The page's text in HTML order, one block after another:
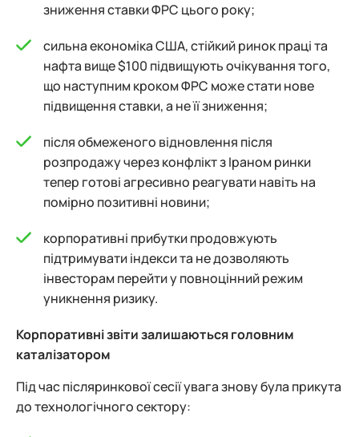
зниження ставки ФРС цього року;
сильна економіка США, стійкий ринок праці та
нафта вище $100 підвищують очікування того,
що наступним кроком ФРС може стати нове
підвищення ставки, а не її зниження;
після обмеженого відновлення після
розпродажу через конфлікт з Іраном ринки
тепер готові агресивно реагувати навіть на
помірно позитивні новини;
корпоративні прибутки продовжують
підтримувати індекси та не дозволяють
інвесторам перейти у повноцінний режим
уникнення ризику.
Корпоративні звіти залишаються головним
каталізатором
Під час післяринкової сесії увага знову була прикута
до технологічного сектору: